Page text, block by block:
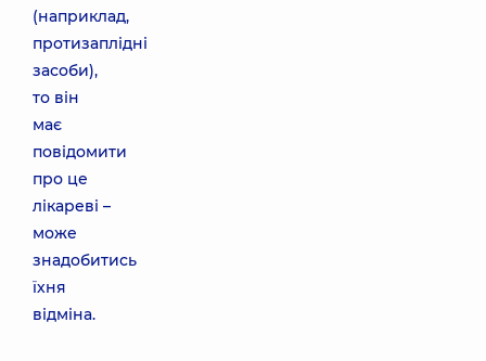
(наприклад,
протизаплідні
засоби),
то він
має
повідомити
про це
лікареві –
може
знадобитись
їхня
відміна.